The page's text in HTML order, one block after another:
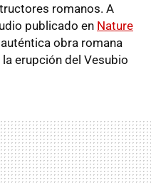
romanos. A
publicado en Nature
obra romana
erupción del Vesubio